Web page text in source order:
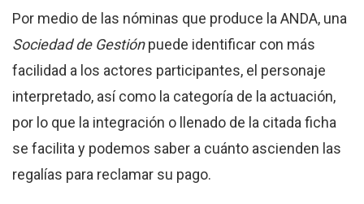
Por medio de las nóminas que produce la ANDA, una
Sociedad de Gestiónpuede identificar con más
facilidad a los actores participantes, el personaje
interpretado, así como la categoría de la actuación,
por lo que la integración o llenado de la citada ficha
se facilita y podemos saber a cuánto ascienden las
regalías para reclamar su pago.